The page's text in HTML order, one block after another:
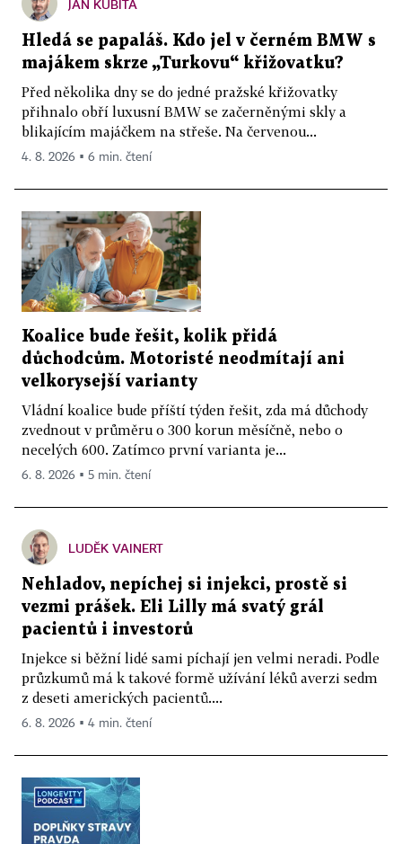
JAN KUBITA
Hledá se papaláš. Kdo jel v černém BMW s
majákem skrze „Turkovu“ křižovatku?
Před několika dny se do jedné pražské křižovatky
přihnalo obří luxusní BMW se začerněnými skly a
blikajícím majáčkem na střeše. Na červenou...
4. 8. 2026 ▪ 6 min. čtení
Koalice bude řešit, kolik přidá
důchodcům. Motoristé neodmítají ani
velkorysejší varianty
Vládní koalice bude příští týden řešit, zda má důchody
zvednout v průměru o 300 korun měsíčně, nebo o
necelých 600. Zatímco první varianta je...
6. 8. 2026 ▪ 5 min. čtení
LUDĚK VAINERT
Nehladov, nepíchej si injekci, prostě si
vezmi prášek. Eli Lilly má svatý grál
pacientů i investorů
Injekce si běžní lidé sami píchají jen velmi neradi. Podle
průzkumů má k takové formě užívání léků averzi sedm
z deseti amerických pacientů....
6. 8. 2026 ▪ 4 min. čtení